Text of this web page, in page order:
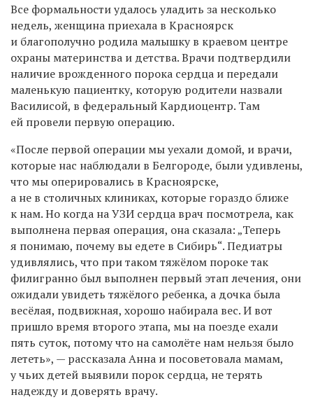
Все формальности удалось уладить за несколько
недель, женщина приехала в Красноярск
и благополучно родила малышку в краевом центре
охраны материнства и детства. Врачи подтвердили
наличие врожденного порока сердца и передали
маленькую пациентку, которую родители назвали
Василисой, в федеральный Кардиоцентр. Там
ей провели первую операцию.
«После первой операции мы уехали домой, и врачи,
которые нас наблюдали в Белгороде, были удивлены,
что мы оперировались в Красноярске,
а не в столичных клиниках, которые гораздо ближе
к нам. Но когда на УЗИ сердца врач посмотрела, как
выполнена первая операция, она сказала: „Теперь
я понимаю, почему вы едете в Сибирь“. Педиатры
удивлялись, что при таком тяжёлом пороке так
филигранно был выполнен первый этап лечения, они
ожидали увидеть тяжёлого ребенка, а дочка была
весёлая, подвижная, хорошо набирала вес. И вот
пришло время второго этапа, мы на поезде ехали
пять суток, потому что на самолёте нам нельзя было
лететь», — рассказала Анна и посоветовала мамам,
у чьих детей выявили порок сердца, не терять
надежду и доверять врачу.